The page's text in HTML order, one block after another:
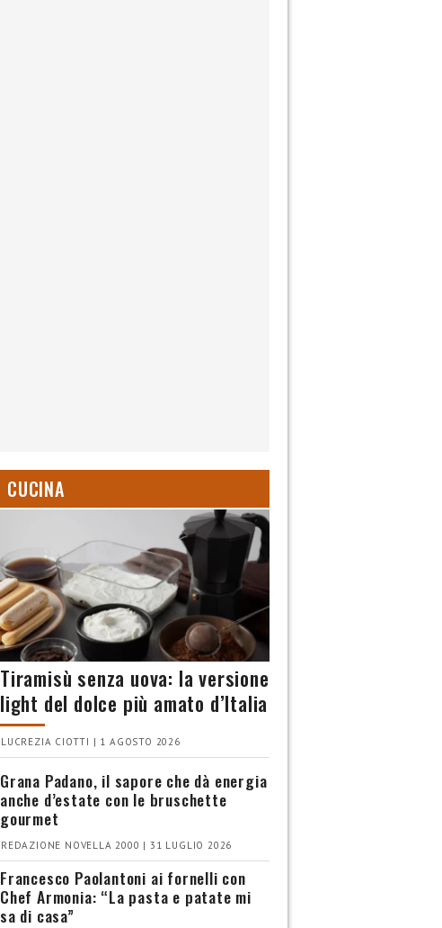
CUCINA
Tiramisù senza uova: la versione
light del dolce più amato d’Italia
LUCREZIA CIOTTI | 1 AGOSTO 2026
Grana Padano, il sapore che dà energia
anche d’estate con le bruschette
gourmet
REDAZIONE NOVELLA 2000 | 31 LUGLIO 2026
Francesco Paolantoni ai fornelli con
Chef Armonia: “La pasta e patate mi
sa di casa”